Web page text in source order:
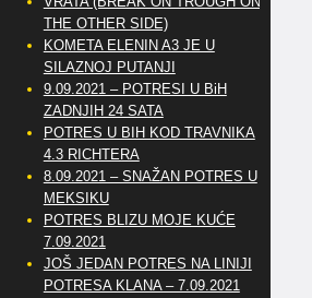
THE OTHER SIDE)
KOMETA ELENIN A3 JE U
SILAZNOJ PUTANJI
9.09.2021 – POTRESI U BiH
ZADNJIH 24 SATA
POTRES U BIH KOD TRAVNIKA
4.3 RICHTERA
8.09.2021 – SNAŽAN POTRES U
MEKSIKU
POTRES BLIZU MOJE KUĆE
7.09.2021
JOŠ JEDAN POTRES NA LINIJI
POTRESA KLANA – 7.09.2021